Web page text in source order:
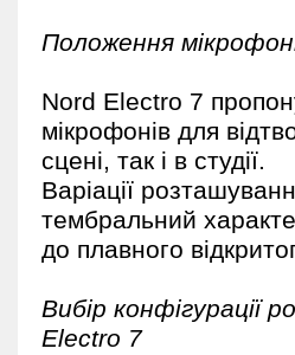
Положення
Nord Electro 7
мікрофонів для
сцені, так і в студії.
Варіації
тембральний
до плавного
Вибір конфігурації
Electro 7